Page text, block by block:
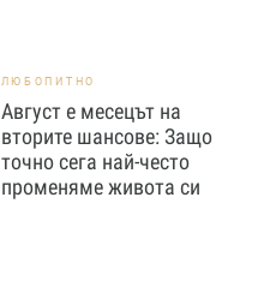
ЛЮБОПИТНО
Август е месецът на
вторите шансове: Защо
точно сега най-често
променяме живота си